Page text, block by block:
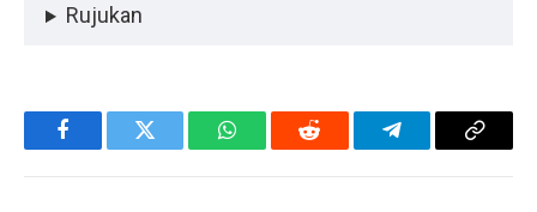
Rujukan
FacebookTwitter WhatsAppReddit TelegramCopy